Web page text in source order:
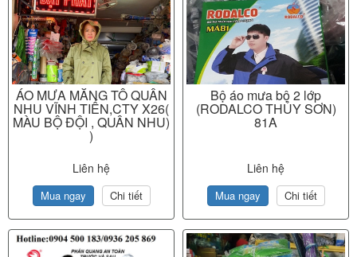
ÁO MƯA MĂNG TÔ QUÂN
NHU VĨNH TIẾN,CTY X26(
MÀU BỘ ĐỘI , QUÂN NHU)
)
Liên hệ
Mua ngay Chi tiết
Bộ áo mưa bộ 2 lớp
(RODALCO THỦY SƠN)
81A
Liên hệ
Mua ngay Chi tiết